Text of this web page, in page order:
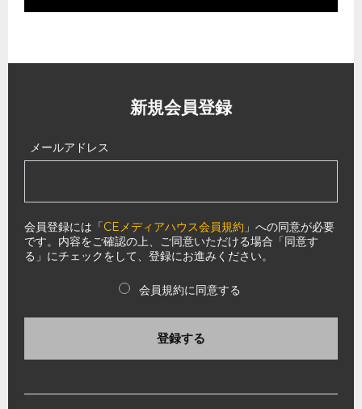
新規会員登録
メールアドレス
会員登録には「CEメディアハウス会員規約 」への同意が必要
です。内容をご確認の上、ご同意いただける場合「同意す
る」にチェックをして、登録にお進みください。
会員規約に同意する
登録する